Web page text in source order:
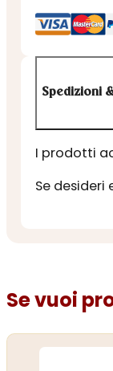
Spedizioni
I prodotti
Se desideri
Se vuoi